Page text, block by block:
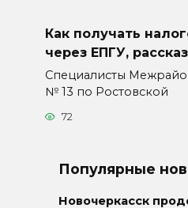
Как получать
через ЕПГУ,
Специалисты
№ 13 по Ростовской
72
Популярные
Новочеркасск